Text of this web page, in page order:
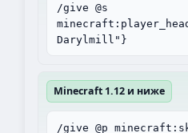
/give @s
Darylmill"}
Minecraft 1.12 и ниже
/give @p